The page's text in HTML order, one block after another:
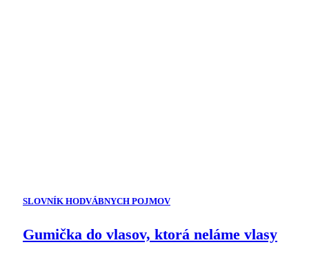
SLOVNÍK HODVÁBNYCH POJMOV
Gumička do vlasov, ktorá neláme vlasy